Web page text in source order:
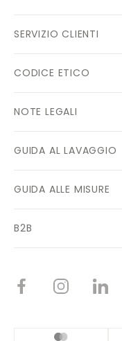
SERVIZIO CLIENTI
CODICE ETICO
NOTE LEGALI
GUIDA AL LAVAGGIO
GUIDA ALLE MISURE
B2B